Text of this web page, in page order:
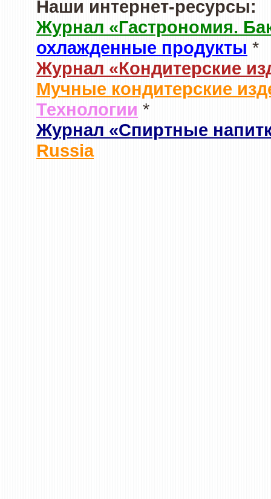
Наши интернет-ресурсы:
Журнал «Гастрономия.
охлажденные продукты *
Журнал «Кондитерские
Мучные кондитерские
Технологии *
Журнал «Спиртные
Russia